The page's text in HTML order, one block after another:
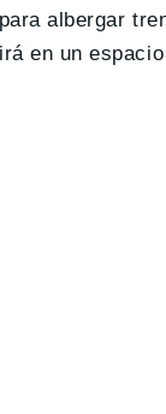
albergar
en un